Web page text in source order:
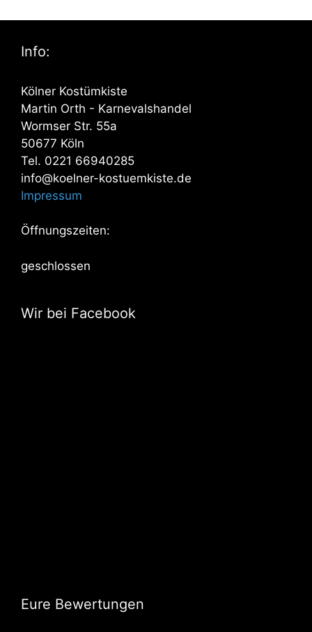
Info:
Kölner Kostümkiste
Martin Orth - Karnevalshandel
Wormser Str. 55a
50677 Köln
Tel. 0221 66940285
info@koelner-kostuemkiste.de
Impressum
Öffnungszeiten:
geschlossen
Wir bei Facebook
Eure Bewertungen